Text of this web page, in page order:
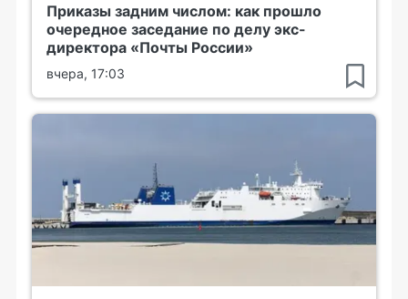
Приказы задним числом: как прошло
очередное заседание по делу экс-
директора «Почты России»
вчера, 17:03